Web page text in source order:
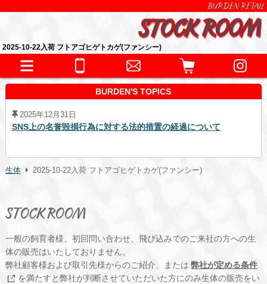
BURDEN RETAIL
2025-10-22入荷 フトアゴヒゲトカゲ(ファンシー)
BURDEN'S TOPICS
2025年12月31日
SNS上の名誉毀損行為に対する法的措置の経過について
生体 2025-10-22入荷 フトアゴヒゲトカゲ(ファンシー)
STOCK ROOM
一般の飼育者様、初回問い合わせ、飛び込みでのご来社の方への生
体の販売はいたしておりません。
弊社顧客様および取引先様からのご紹介、または 弊社が定める条件
を満たすと弊社が判断させていただいた方にのみ生体の販売をい